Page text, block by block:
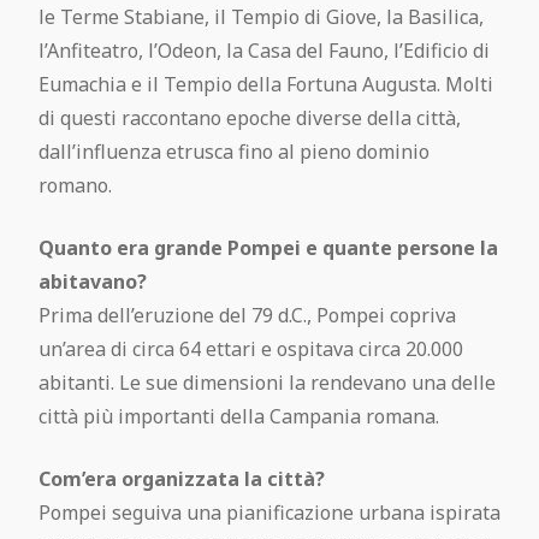
le Terme Stabiane, il Tempio di Giove, la Basilica,
l’Anfiteatro, l’Odeon, la Casa del Fauno, l’Edificio di
Eumachia e il Tempio della Fortuna Augusta. Molti
di questi raccontano epoche diverse della città,
dall’influenza etrusca fino al pieno dominio
romano.
Quanto era grande Pompei e quante persone la
abitavano?
Prima dell’eruzione del 79 d.C., Pompei copriva
un’area di circa 64 ettari e ospitava circa 20.000
abitanti. Le sue dimensioni la rendevano una delle
città più importanti della Campania romana.
Com’era organizzata la città?
Pompei seguiva una pianificazione urbana ispirata